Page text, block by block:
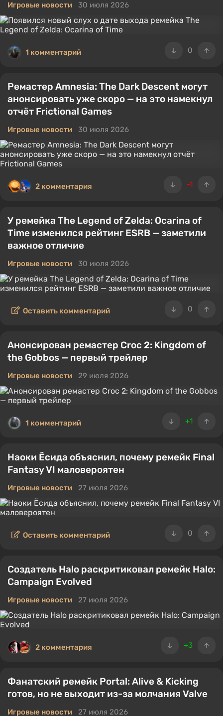
Игровые новости 30 июля 2026
0
1 комментарий
Ремастер Amnesia: The Dark Descent могут
анонсировать уже скоро — на это намекнул
отчёт Frictional Games
Игровые новости 30 июля 2026
-1
2 комментария
У ремейка The Legend of Zelda: Ocarina of
Time изменился рейтинг ESRB — заметили
важное отличие
Игровые новости 30 июля 2026
0
Оставить комментарий
Анонсирован ремастер Croc 2: Kingdom of
the Gobbos — первый трейлер
Игровые новости 29 июля 2026
+1
1 комментарий
Наоки Ёсида объяснил, почему ремейк Final
Fantasy VI маловероятен
Игровые новости 27 июля 2026
0
Оставить комментарий
Создатель Halo раскритиковал ремейк Halo:
Campaign Evolved
Игровые новости 27 июля 2026
+3
2 комментария
Фанатский ремейк Portal: Alive & Kicking
готов, но не выходит из-за молчания Valve
Игровые новости 27 июля 2026